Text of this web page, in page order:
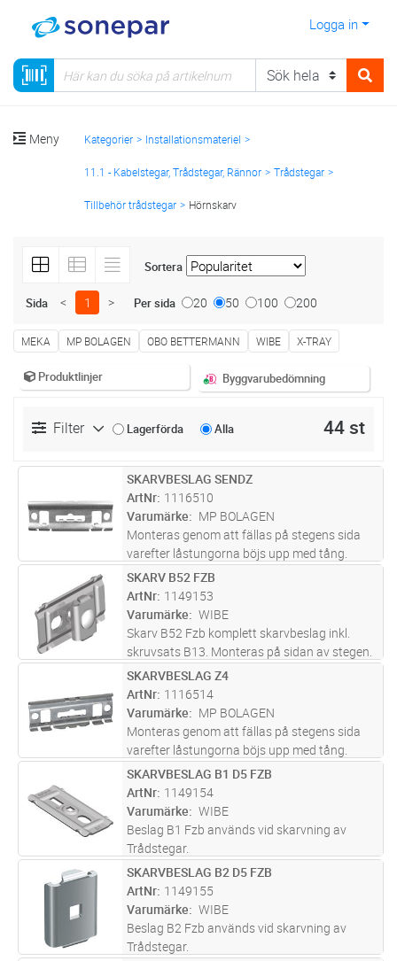
Logga in
Meny Kategorier Installationsmateriel
11.1 - Kabelstegar, Trådstegar, Rännor Trådstegar
Tillbehör trådstegar Hörnskarv
Sortera
Sida < 1 > Per sida 20 50 100 200
MEKA MP BOLAGEN OBO BETTERMANN WIBE X-TRAY
Produktlinjer Byggvarubedömning
Filter Lagerförda Alla 44 st
ST Lägg i kundvagn
SKARVBESLAG SENDZ
ArtNr 1116510
Varumärke
MP BOLAGEN
Monteras genom att fällas på stegens sida
varefter låstungorna böjs upp med tång.
Skarven kan vid behov låsas med MP-
monteringsskruv.
ST Lägg i kundvagn
SKARV B52 FZB
ArtNr 1149153
Varumärke
WIBE
Skarv B52 Fzb komplett skarvbeslag inkl.
skruvsats B13. Monteras på sidan av stegen.
ST Lägg i kundvagn
SKARVBESLAG Z4
ArtNr 1116514
Varumärke
MP BOLAGEN
Monteras genom att fällas på stegens sida
varefter låstungorna böjs upp med tång.
Skarven kan vid behov låsas med MP-
monteringsskruv.Kan endast användas på Z4
trådstegar.
ST Lägg i kundvagn
SKARVBESLAG B1 D5 FZB
ArtNr 1149154
Varumärke
WIBE
Beslag B1 Fzb används vid skarvning av
Trådstegar.
ST Lägg i kundvagn
SKARVBESLAG B2 D5 FZB
ArtNr 1149155
Varumärke
WIBE
Beslag B2 Fzb används vid skarvning av
Trådstegar.